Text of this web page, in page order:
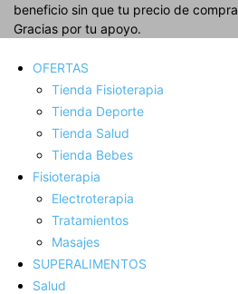
beneficio sin que tu precio de
Gracias por tu apoyo.
OFERTAS
Tienda Fisioterapia
Tienda Deporte
Tienda Salud
Tienda Bebes
Fisioterapia
Electroterapia
Tratamientos
Masajes
SUPERALIMENTOS
Salud